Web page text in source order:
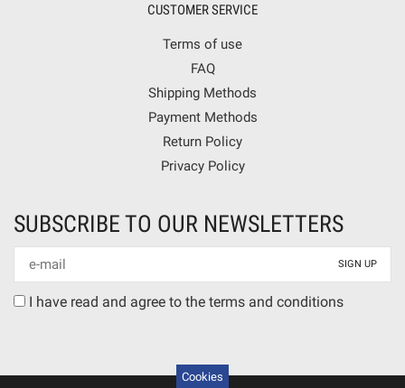
CUSTOMER SERVICE
Terms of use
FAQ
Shipping Methods
Payment Methods
Return Policy
Privacy Policy
SUBSCRIBE TO OUR NEWSLETTERS
Newsletter
Terms
I have read and agree to the terms and conditions
Cookies